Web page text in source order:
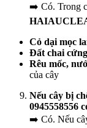
➡️ Có. Trong
Cỏ dại mọc
Đất chai cứng
Rêu mốc,
của cây
Nếu cây bị
0945558556
➡️ Có. Nếu